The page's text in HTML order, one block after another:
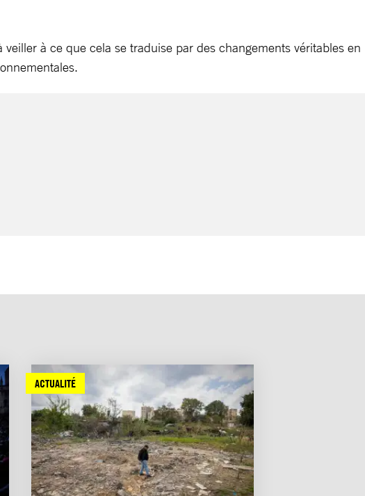
à ce que cela se traduise par des changements véritables en
ACTUALITÉ